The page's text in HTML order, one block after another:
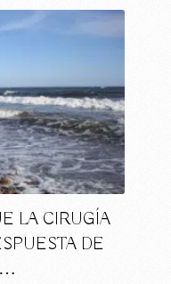
LA CIRUGÍA
DE
…